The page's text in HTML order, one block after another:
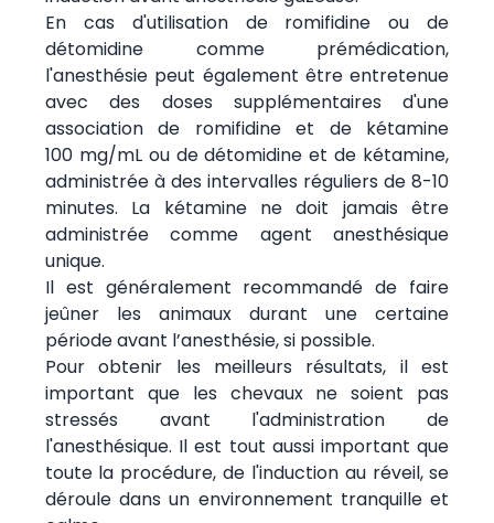
En cas d'utilisation de romifidine ou de
détomidine comme prémédication,
l'anesthésie peut également être entretenue
avec des doses supplémentaires d'une
association de romifidine et de kétamine
100 mg/mL ou de détomidine et de kétamine,
administrée à des intervalles réguliers de 8-10
minutes. La kétamine ne doit jamais être
administrée comme agent anesthésique
unique.
Il est généralement recommandé de faire
jeûner les animaux durant une certaine
période avant l’anesthésie, si possible.
Pour obtenir les meilleurs résultats, il est
important que les chevaux ne soient pas
stressés avant l'administration de
l'anesthésique. Il est tout aussi important que
toute la procédure, de l'induction au réveil, se
déroule dans un environnement tranquille et